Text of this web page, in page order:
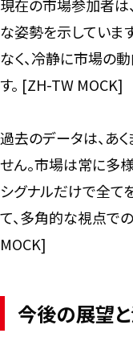
現在の市場参加者は
な姿勢を示していま
なく、冷静に市場の
す。 [ZH-TW MOCK]
過去のデータは、あ
せん。市場は常に多
シグナルだけで全て
て、多角的な視点で
MOCK]
今後の展望